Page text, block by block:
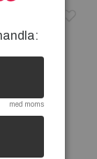
med moms